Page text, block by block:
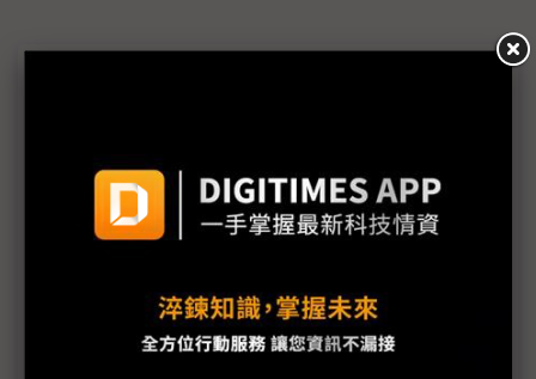
建熱潮將趨緩
2027全年記憶體產能提前售罄 買家「祕而不
宣」只怕買不夠
英特爾EMIB良率達標 聯發科第2代ASIC產品
2028準時量產